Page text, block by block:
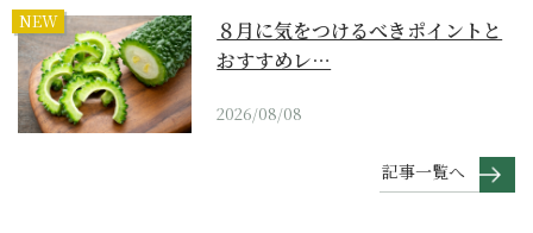
NEW
８月に気をつけるべきポイントと
おすすめレ…
2026/08/08
記事一覧へ